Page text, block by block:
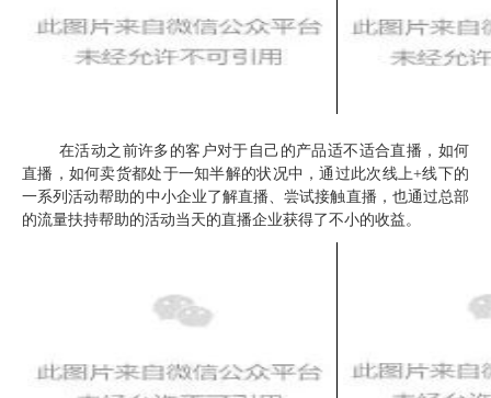
在活动之前许多的客户对于自己的产品适不适合直播，如何
直播，如何卖货都处于一知半解的状况中，通过此次线上+线下的
一系列活动帮助的中小企业了解直播、尝试接触直播，也通过总部
的流量扶持帮助的活动当天的直播企业获得了不小的收益。